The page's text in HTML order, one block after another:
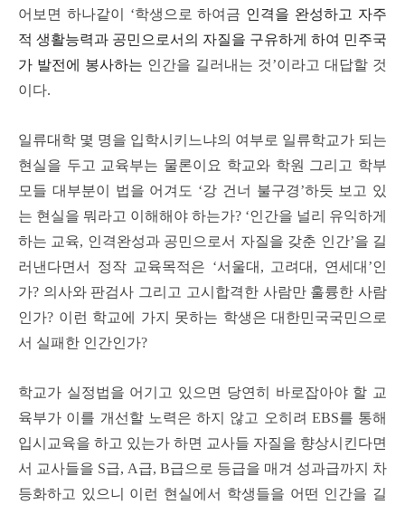
어보면 하나같이 ‘학생으로 하여금 인격을 완성하고 자주
적 생활능력과 공민으로서의 자질을 구유하게 하여 민주국
가 발전에 봉사하는 인간을 길러내는 것’이라고 대답할 것
이다.
일류대학 몇 명을 입학시키느냐의 여부로 일류학교가 되는
현실을 두고 교육부는 물론이요 학교와 학원 그리고 학부
모들 대부분이 법을 어겨도 ‘강 건너 불구경’하듯 보고 있
는 현실을 뭐라고 이해해야 하는가? ‘인간을 널리 유익하게
하는 교육, 인격완성과 공민으로서 자질을 갖춘 인간’을 길
러낸다면서 정작 교육목적은 ‘서울대, 고려대, 연세대’인
가? 의사와 판검사 그리고 고시합격한 사람만 훌륭한 사람
인가? 이런 학교에 가지 못하는 학생은 대한민국국민으로
서 실패한 인간인가?
학교가 실정법을 어기고 있으면 당연히 바로잡아야 할 교
육부가 이를 개선할 노력은 하지 않고 오히려 EBS를 통해
입시교육을 하고 있는가 하면 교사들 자질을 향상시킨다면
서 교사들을 S급, A급, B급으로 등급을 매겨 성과급까지 차
등화하고 있으니 이런 현실에서 학생들을 어떤 인간을 길